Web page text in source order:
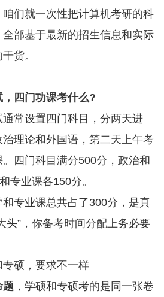
们就一次性把计算机考研的科
部基于最新的招生信息和实际
货。
四门功课考什么?
常设置四门科目，分两天进
理论和外国语，第二天上午考
四门科目满分500分，政治和
专业课各150分。
专业课总共占了300分，是真
头”，你备考时间分配上务必要
专硕，要求不一样
题，学硕和专硕考的是同一张卷